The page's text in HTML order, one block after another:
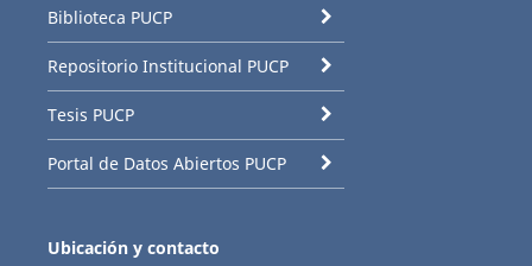
Biblioteca PUCP
Repositorio Institucional PUCP
Tesis PUCP
Portal de Datos Abiertos PUCP
Ubicación y contacto